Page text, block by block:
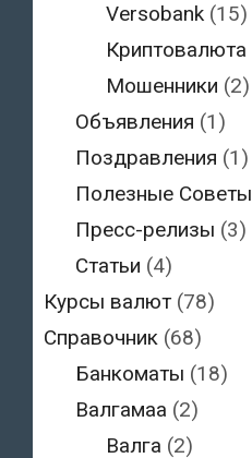
Versobank (15)
Криптовалюта
Мошенники (2)
Объявления (1)
Поздравления (1)
Полезные Советы
Пресс-релизы (3)
Статьи (4)
Курсы валют (78)
Справочник (68)
Банкоматы (18)
Валгамаа (2)
Валга (2)